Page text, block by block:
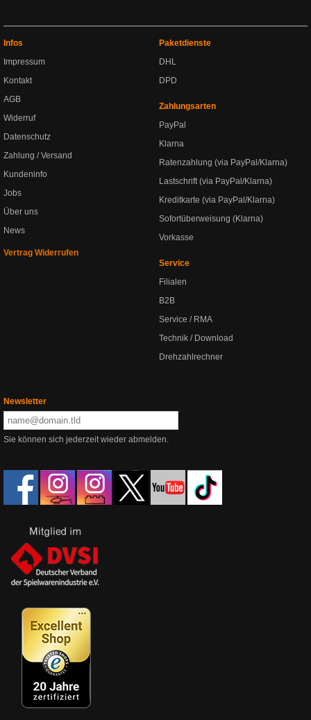
Infos
Impressum
Kontakt
AGB
Widerruf
Datenschutz
Zahlung / Versand
Kundeninfo
Jobs
Über uns
News
Vertrag Widerrufen
Paketdienste
DHL
DPD
Zahlungsarten
PayPal
Klarna
Ratenzahlung (via PayPal/Klarna)
Lastschrift (via PayPal/Klarna)
Kreditkarte (via PayPal/Klarna)
Sofortüberweisung (Klarna)
Vorkasse
Service
Filialen
B2B
Service / RMA
Technik / Download
Drehzahlrechner
Newsletter
Sie können sich jederzeit wieder abmelden.